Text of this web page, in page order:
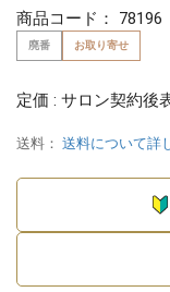
商品コード： 78196
廃番 お取り寄せ
定価 : サロン契約後
送料： 送料について詳